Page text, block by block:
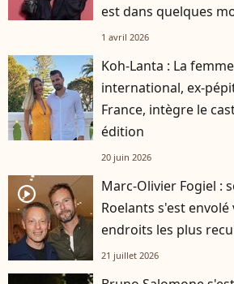
est dans quelques
1 avril 2026
Koh-Lanta : La
international, ex-
France, intègre le
édition
20 juin 2026
player2
Marc-Olivier Fogiel :
Roelants s'est
endroits les plus
21 juillet 2026